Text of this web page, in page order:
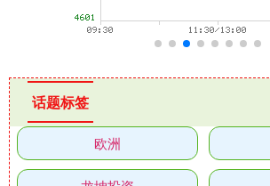
话题标签
欧洲